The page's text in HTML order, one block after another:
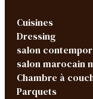
Cuisines
Dressing
salon
salon marocain
Chambre à
Parquets